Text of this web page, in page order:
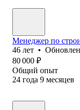
Менеджер по
46 лет •
80 000 ₽
Общий опыт
24 года 9 месяцев